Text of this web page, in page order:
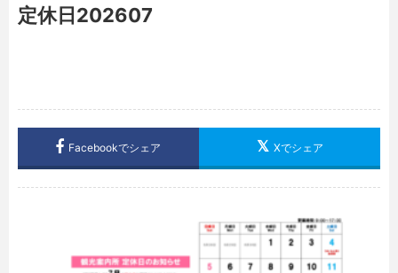
定休日202607
Facebookでシェア Xでシェア